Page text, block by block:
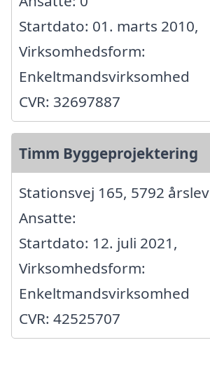
Startdato: 01. marts 2010,
Virksomhedsform:
Enkeltmandsvirksomhed
CVR: 32697887
Timm Byggeprojektering
Stationsvej 165, 5792 årslev
Ansatte:
Startdato: 12. juli 2021,
Virksomhedsform:
Enkeltmandsvirksomhed
CVR: 42525707